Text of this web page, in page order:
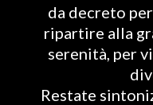
da decreto
ripartire alla
serenità, per
Restate